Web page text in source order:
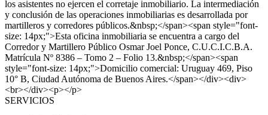
los asistentes no ejercen el corretaje inmobiliario. La intermediación
y conclusión de las operaciones inmobiliarias es desarrollada por
martilleros y corredores públicos.&nbsp;</span><span style="font-
size: 14px;">Esta oficina inmobiliaria se encuentra a cargo del
Corredor y Martillero Público Osmar Joel Ponce, C.U.C.I.C.B.A.
Matrícula Nº 8386 – Tomo 2 – Folio 13.&nbsp;</span><span
style="font-size: 14px;">Domicilio comercial: Uruguay 469, Piso
10° B, Ciudad Autónoma de Buenos Aires.</span></div><div>
<br></div><p></p>
SERVICIOS